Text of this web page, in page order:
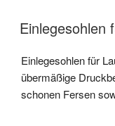
Einlegesohlen
Einlegesohlen für
übermäßige
schonen Fersen